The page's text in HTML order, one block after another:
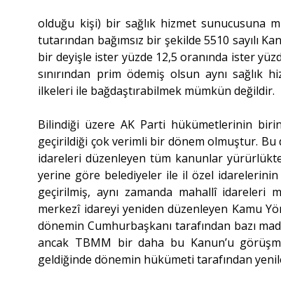
olduğu kişi) bir sağlık hizmet sunucusuna
tutarından bağımsız bir şekilde 5510 sayılı
bir deyişle ister yüzde 12,5 oranında ister
sınırından prim ödemiş olsun aynı
ilkeleri ile bağdaştırabilmek mümkün değildir.
Bilindiği üzere AK Parti hükümetlerinin
geçirildiği çok verimli bir dönem olmuştur. Bu
idareleri düzenleyen tüm kanunlar
yerine göre belediyeler ile il özel idarelerinin
geçirilmiş, aynı zamanda mahallî idareleri
merkezî idareyi yeniden düzenleyen Kamu
dönemin Cumhurbaşkanı tarafından bazı
ancak TBMM bir daha bu Kanun’u
geldiğinde dönemin hükümeti tarafından